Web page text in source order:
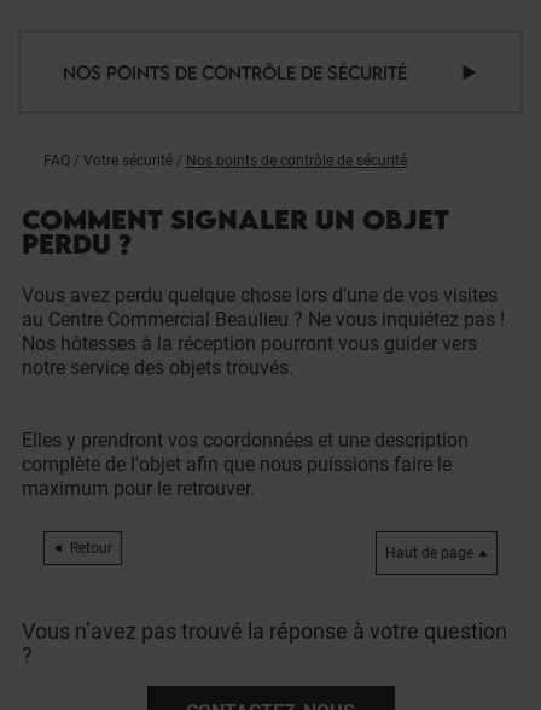
NOS POINTS DE CONTRÔLE DE SÉCURITÉ
FAQ / Votre sécurité / Nos points de contrôle de sécurité
COMMENT SIGNALER UN OBJET
PERDU ?
Vous avez perdu quelque chose lors d'une de vos visites
au Centre Commercial Beaulieu ? Ne vous inquiétez pas !
Nos hôtesses à la réception pourront vous guider vers
notre service des objets trouvés.
Elles y prendront vos coordonnées et une description
complète de l'objet afin que nous puissions faire le
maximum pour le retrouver.
Retour Haut de page
Vous n’avez pas trouvé la réponse à votre question
?